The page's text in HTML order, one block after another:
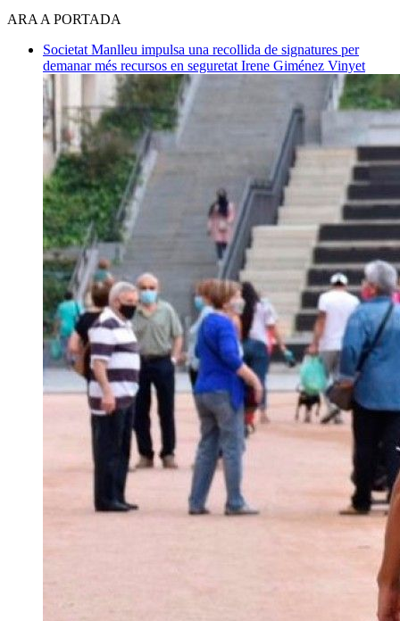
ARA A PORTADA
Societat Manlleu impulsa una recollida de signatures per
demanar més recursos en seguretat Irene Giménez Vinyet